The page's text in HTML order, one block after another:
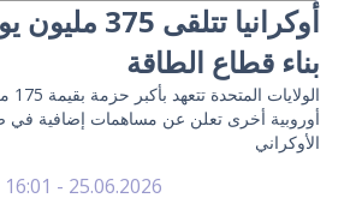
أوكرانيا تتلقى
بناء قطاع الطاقة
أوروبية أخرى تعلن عن مساهمات إضافية في
الأوكراني
25.06.2026 - 16:01